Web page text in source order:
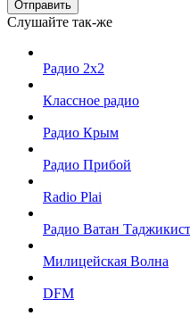
Отправить
Слушайте так-же
Радио 2x2
Классное радио
Радио Крым
Радио Прибой
Radio Plai
Радио Ватан
Милицейская Волна
DFM